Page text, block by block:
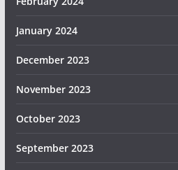
January 2024
December 2023
November 2023
October 2023
September 2023